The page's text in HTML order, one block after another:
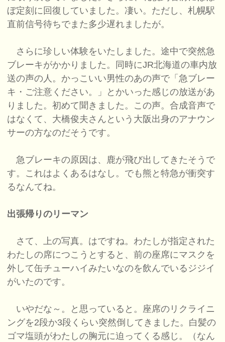
ぼ定刻に回復していました。凄い。ただし、札幌駅
直前信号待ちでまた多少遅れましたが。
さらに珍しい体験をいたしました。途中で突然急
ブレーキがかかりました。同時にJR北海道の車内放
送の声の人。かっこいい男性のあの声で「急ブレー
キ・ご注意ください。」とかいった感じの放送があ
りました。初めて聞きました。この声。合成音声で
はなくて、大橋俊夫さんという大阪出身のアナウン
サーの方なのだそうです。
急ブレーキの原因は、鹿が飛び出してきたそうで
す。これはよくあるはなし。でも熊と特急が衝突す
るなんてね。
出張帰りのリーマン
さて、上の写真。はですね。わたしが指定された
わたしの席につこうとすると、前の座席にマスクを
外して缶チューハイみたいなのを飲んでいるジジイ
がいたのです。
いやだな～。と思っていると。座席のリクライニ
ングを2段か3段くらい突然倒してきました。白髪の
ゴマ塩頭がわたしの胸元に迫ってくる感じ。（なん